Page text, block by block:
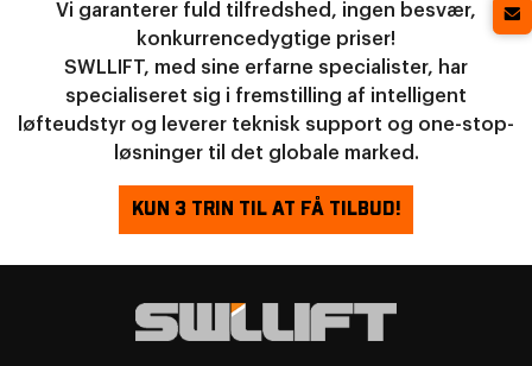
Vi garanterer fuld tilfredshed, ingen besvær,
konkurrencedygtige priser!
SWLLIFT, med sine erfarne specialister, har
specialiseret sig i fremstilling af intelligent
løfteudstyr og leverer teknisk support og one-stop-
løsninger til det globale marked.
KUN 3 TRIN TIL AT FÅ TILBUD!